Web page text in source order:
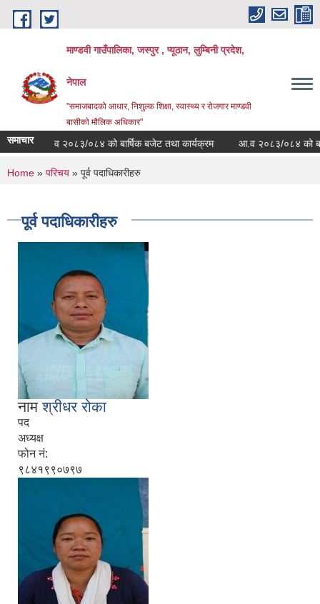
Skip to main content
माण्डवी गाउँपालिका, जस्पुर , प्यूठान, लुम्बिनी प्रदेश,
नेपाल
"समाजबादको आधार, निशुल्क शिक्षा, स्वास्थ्य र रोजगार माण्डवी
बासीको मौलिक अधिकार"
समाचार
आ.व २०८३/०८४ को बार्षिक बजेट तथा कार्यक्रम आ.व २०८३/०८४ को बजेट तथा
You are here
Home » परिचय » पूर्व पदाधिकारीहरु
पूर्व पदाधिकारीहरु
नाम श्रीधर रोका
पद
अध्यक्ष
फोन नं:
९८४१९९०७९७